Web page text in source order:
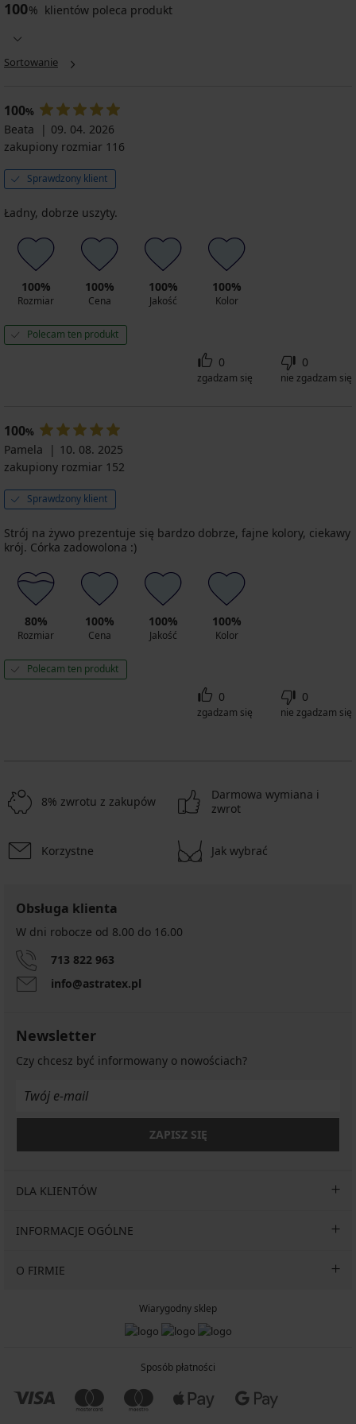
100% klientów poleca produkt
Sortowanie
100%
Beata
09. 04. 2026
zakupiony rozmiar 116
Sprawdzony klient
Ładny, dobrze uszyty.
100%
Rozmiar
100%
Cena
100%
Jakość
100%
Kolor
Polecam ten produkt
0
zgadzam się
0
nie zgadzam się
100%
Pamela
10. 08. 2025
zakupiony rozmiar 152
Sprawdzony klient
Strój na żywo prezentuje się bardzo dobrze, fajne kolory, ciekawy
krój. Córka zadowolona :)
80%
Rozmiar
100%
Cena
100%
Jakość
100%
Kolor
Polecam ten produkt
0
zgadzam się
0
nie zgadzam się
8% zwrotu z zakupów
Darmowa wymiana i
zwrot
Korzystne Jak wybrać
Obsługa klienta
W dni robocze od 8.00 do 16.00
713 822 963
info@astratex.pl
Newsletter
Czy chcesz być informowany o nowościach?
ZAPISZ SIĘ
DLA KLIENTÓW
INFORMACJE OGÓLNE
O FIRMIE
Wiarygodny sklep
Sposób płatności